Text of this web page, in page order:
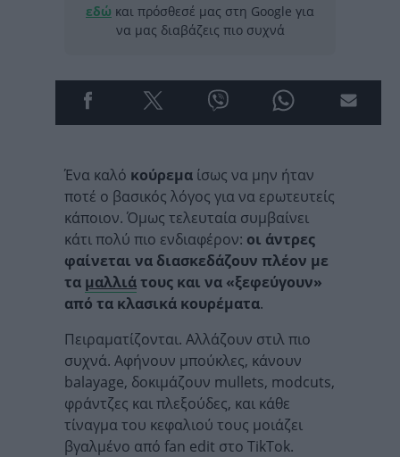
εδώ και πρόσθεσέ μας στη Google για
να μας διαβάζεις πιο συχνά
Ένα καλό κούρεμα ίσως να μην ήταν
ποτέ ο βασικός λόγος για να ερωτευτείς
κάποιον. Όμως τελευταία συμβαίνει
κάτι πολύ πιο ενδιαφέρον: οι άντρες
φαίνεται να διασκεδάζουν πλέον με
τα μαλλιάτους και να «ξεφεύγουν»
από τα κλασικά κουρέματα.
Πειραματίζονται. Αλλάζουν στιλ πιο
συχνά. Αφήνουν μπούκλες, κάνουν
balayage, δοκιμάζουν mullets, modcuts,
φράντζες και πλεξούδες, και κάθε
τίναγμα του κεφαλιού τους μοιάζει
βγαλμένο από fan edit στο TikTok.